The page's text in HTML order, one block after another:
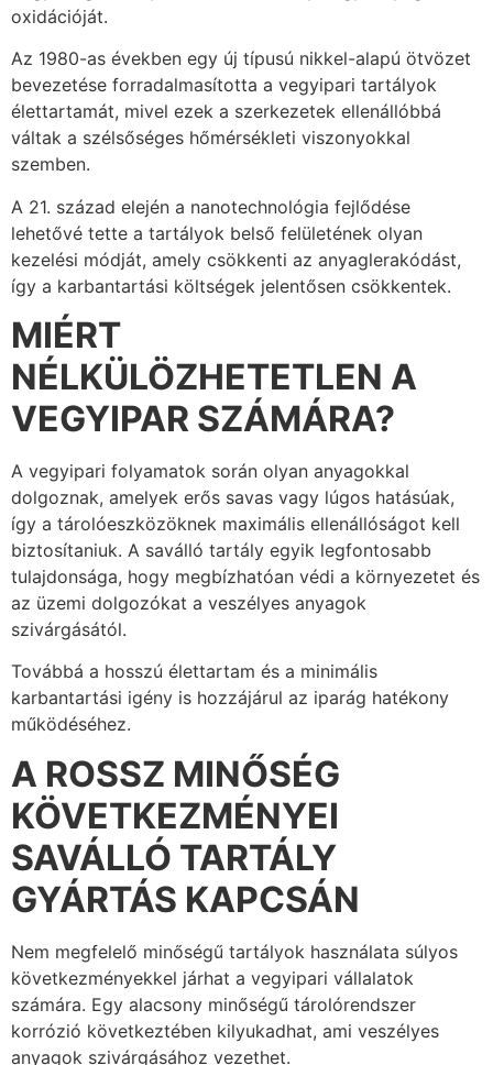
oxidációját.
Az 1980-as években egy új típusú nikkel-alapú ötvözet
bevezetése forradalmasította a vegyipari tartályok
élettartamát, mivel ezek a szerkezetek ellenállóbbá
váltak a szélsőséges hőmérsékleti viszonyokkal
szemben.
A 21. század elején a nanotechnológia fejlődése
lehetővé tette a tartályok belső felületének olyan
kezelési módját, amely csökkenti az anyaglerakódást,
így a karbantartási költségek jelentősen csökkentek.
MIÉRT
NÉLKÜLÖZHETETLEN A
VEGYIPAR SZÁMÁRA?
A vegyipari folyamatok során olyan anyagokkal
dolgoznak, amelyek erős savas vagy lúgos hatásúak,
így a tárolóeszközöknek maximális ellenállóságot kell
biztosítaniuk. A saválló tartály egyik legfontosabb
tulajdonsága, hogy megbízhatóan védi a környezetet és
az üzemi dolgozókat a veszélyes anyagok
szivárgásától.
Továbbá a hosszú élettartam és a minimális
karbantartási igény is hozzájárul az iparág hatékony
működéséhez.
A ROSSZ MINŐSÉG
KÖVETKEZMÉNYEI
SAVÁLLÓ TARTÁLY
GYÁRTÁS KAPCSÁN
Nem megfelelő minőségű tartályok használata súlyos
következményekkel járhat a vegyipari vállalatok
számára. Egy alacsony minőségű tárolórendszer
korrózió következtében kilyukadhat, ami veszélyes
anyagok szivárgásához vezethet.